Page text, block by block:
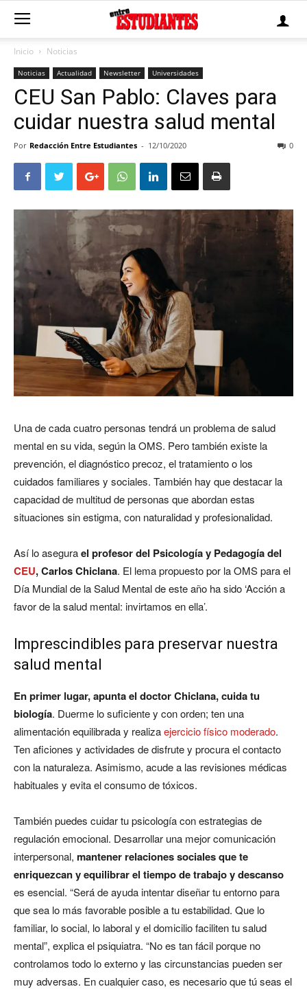
Inicio Noticias
Noticias Actualidad Newsletter Universidades
CEU San Pablo: Claves para
cuidar nuestra salud mental
Por Redacción Entre Estudiantes - 12/10/2020 0
Una de cada cuatro personas tendrá un problema de salud
mental en su vida, según la OMS. Pero también existe la
prevención, el diagnóstico precoz, el tratamiento o los
cuidados familiares y sociales. También hay que destacar la
capacidad de multitud de personas que abordan estas
situaciones sin estigma, con naturalidad y profesionalidad.
Así lo asegurael profesor del Psicología y Pedagogía del
CEU, Carlos Chiclana. El lema propuesto por la OMS para el
Día Mundial de la Salud Mental de este año ha sido ‘Acción a
favor de la salud mental: invirtamos en ella’.
Imprescindibles para preservar nuestra
salud mental
En primer lugar, apunta el doctor Chiclana, cuida tu
biología. Duerme lo suficiente y con orden; ten una
alimentación equilibrada y realizaejercicio físico moderado.
Ten aficiones y actividades de disfrute y procura el contacto
con la naturaleza. Asimismo, acude a las revisiones médicas
habituales y evita el consumo de tóxicos.
También puedes cuidar tu psicología con estrategias de
regulación emocional. Desarrollar una mejor comunicación
interpersonal, mantener relaciones sociales que te
enriquezcan y equilibrar el tiempo de trabajo y descanso
es esencial. “Será de ayuda intentar diseñar tu entorno para
que sea lo más favorable posible a tu estabilidad. Que lo
familiar, lo social, lo laboral y el domicilio faciliten tu salud
mental”, explica el psiquiatra. “No es tan fácil porque no
controlamos todo lo externo y las circunstancias pueden ser
muy adversas. En cualquier caso, es necesario que tú seas el